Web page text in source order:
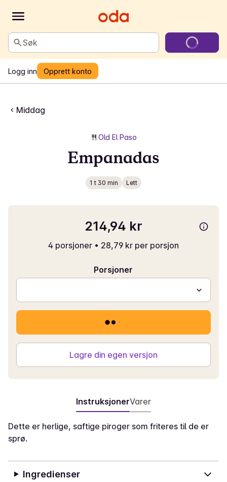
Søk
Logg inn Opprett konto
Middag
Old El Paso
Empanadas
1 t 30 min Lett
214,94 kr
4 porsjoner • 28,79 kr per porsjon
Porsjoner
Lagre din egen versjon
InstruksjonerVarer
Dette er herlige, saftige piroger som friteres til de er
sprø.
Ingredienser